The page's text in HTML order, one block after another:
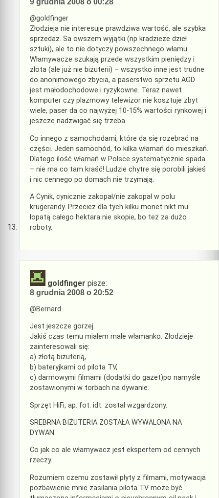
9 grudnia 2008 o 00:28
@goldfinger
Złodzieja nie interesuje prawdziwa wartość, ale szybka
sprzedaż. Sa owszem wyjątki (np kradzieże dzieł
sztuki), ale to nie dotyczy powszechnego włamu.
Włamywacze szukają przede wszystkim pieniędzy i
złota (ale już nie biżuterii) – wszystko inne jest trudne
do anonimowego zbycia, a paserstwo sprzetu AGD
jest małodochodowe i ryzykowne. Teraz nawet
komputer czy plazmowy telewizor nie kosztuje zbyt
wiele, paser da co najwyżej 10-15% wartości rynkowej i
jeszcze nadzwigać się trzeba.
Co innego z samochodami, które da się rozebrać na
części. Jeden samochód, to kilka włamań do mieszkań.
Dlatego ilość włamań w Polsce systematycznie spada
– nie ma co tam kraść! Ludzie chytre się porobili jakieś
i nic cennego po domach nie trzymają.
A Cynik, cynicznie zakopał/nie zakopał w polu
krugerandy. Przecież dla tych kilku monet nikt mu
łopatą całego hektara nie skopie, bo też za dużo
roboty.
goldfinger pisze:
8 grudnia 2008 o 20:52
@Bernard
Jest jeszcze gorzej.
Jakiś czas temu miałem małe włamanko. Złodzieje
zainteresowali się:
a) złotą biżuterią,
b) bateryjkami od pilota TV,
c) darmowymi filmami (dodatki do gazet)po namyśle
zostawionymi w torbach na dywanie.
Sprzęt HiFi, ap. fot. idt. został wzgardzony.
SREBRNA BIŻUTERIA ZOSTAŁA WYWALONA NA
DYWAN.
Co jak co ale włamywacz jest ekspertem od cennych
rzeczy.
Rozumiem czemu zostawił płyty z filmami, motywacja
pozbawienie mnie zasilania pilota TV może być